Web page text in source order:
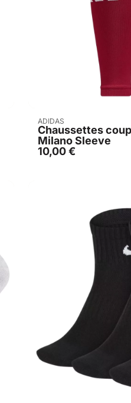
ADIDAS
Chaussettes
Milano Sleeve
10,00€